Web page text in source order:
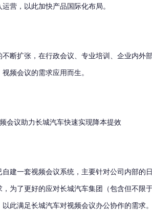
营，以此加快产品国际化布局。
扩张，在行政会议、专业培训、企业内外
频会议的需求应用而生。
议助力长城汽车快速实现降本提效
一套视频会议系统，主要针对公司内部的
为了更好的应对长城汽车集团（包含但不
此满足长城汽车对视频会议办公协作的需求。